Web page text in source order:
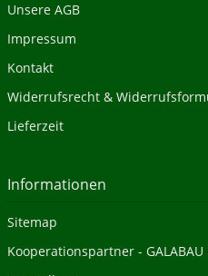
Unsere AGB
Impressum
Kontakt
Widerrufsrecht &
Lieferzeit
Informationen
Sitemap
Kooperationspartner -